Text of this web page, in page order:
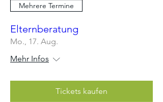
Mehrere Termine
Elternberatung
Mo., 17. Aug.
Mehr Infos
Tickets kaufen